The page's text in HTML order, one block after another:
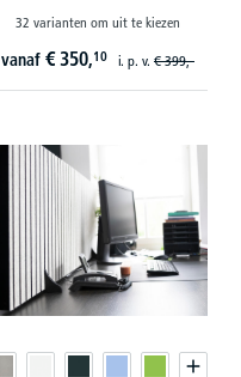
32 varianten om uit te kiezen
vanaf € 350,10 i. p. v. € 399,-